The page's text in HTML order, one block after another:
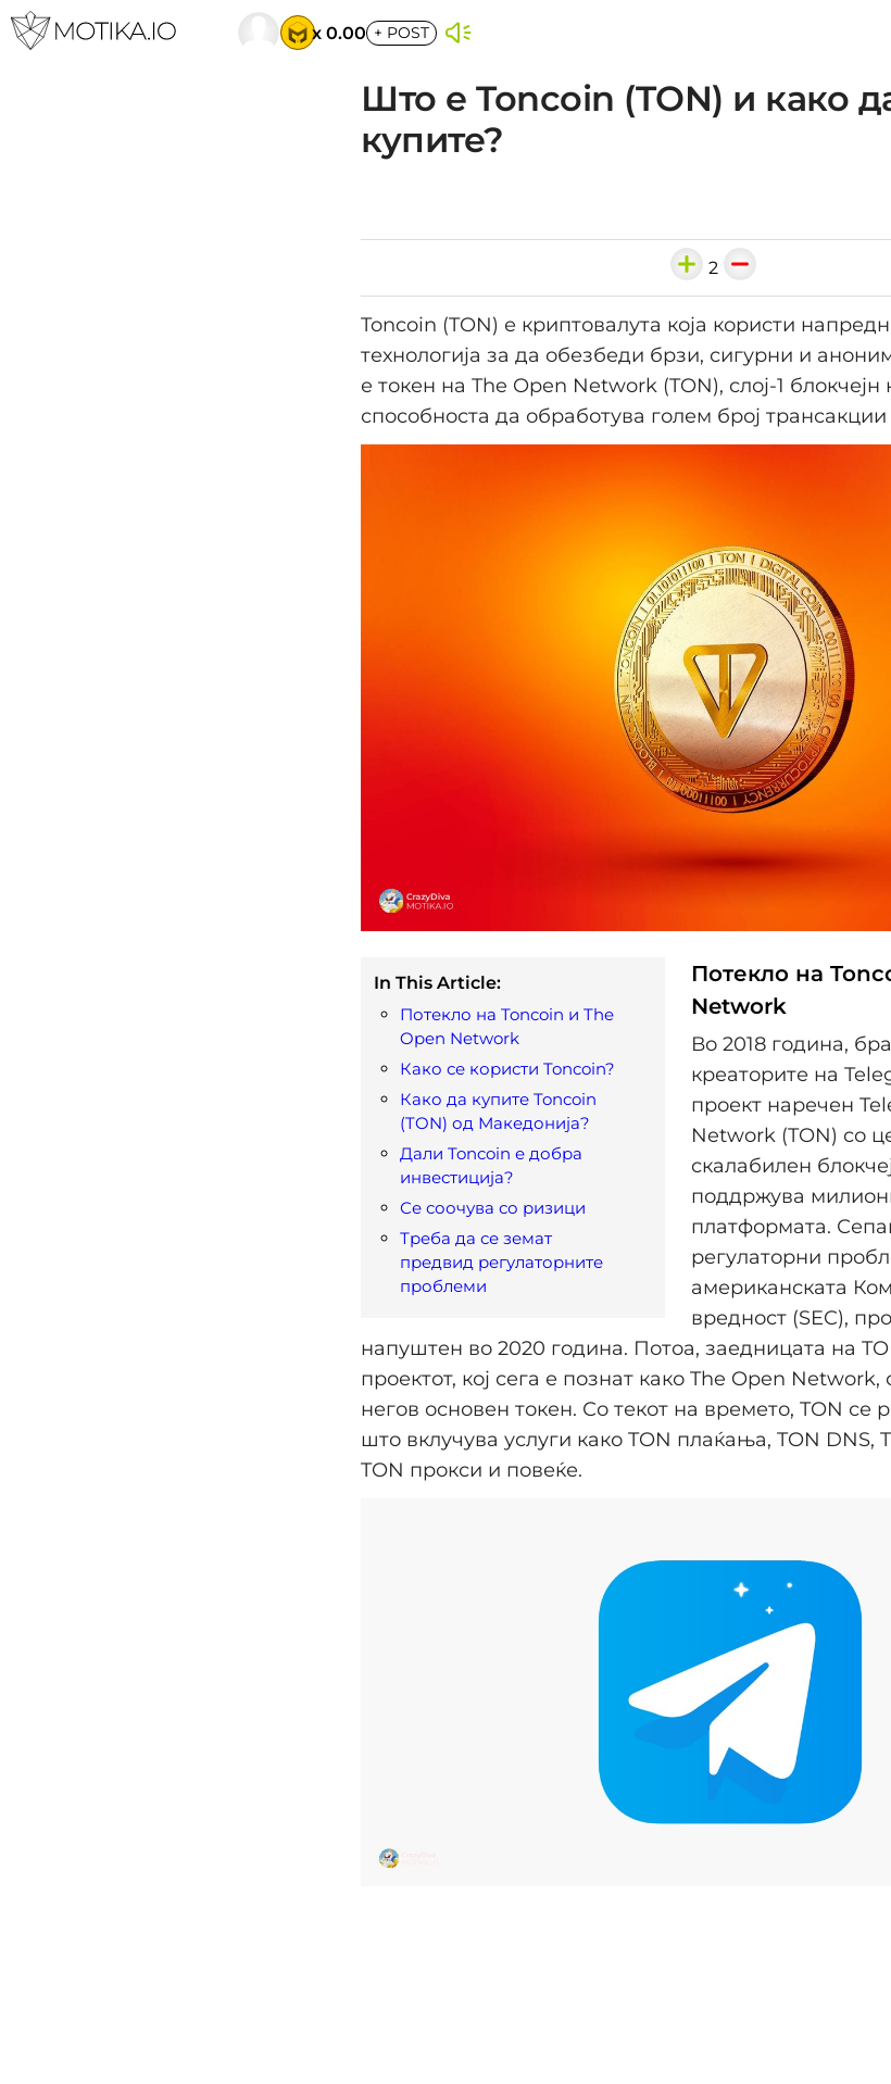
x 0.00 + POST
Што е Toncoin (TON) и како
купите?
2
Toncoin (TON) е криптовалута која користи
технологија за да обезбеди брзи, сигурни и
е токен на The Open Network (TON), слој-1 блокчејн
способноста да обработува голем број
In This Article:
Потекло на Toncoin и The
Open Network
Како се користи Toncoin?
Како да купите Toncoin
(TON) од Македонија?
Дали Toncoin е добра
инвестиција?
Се соочува со ризици
Треба да се земат
предвид регулаторните
проблеми
Потекло на
Network
Во 2018 година,
креаторите на
проект наречен
Network (TON) со
скалабилен
поддржува
платформата.
регулаторни
американската
вредност (SEC),
напуштен во 2020 година. Потоа, заедницата на
проектот, кој сега е познат како The Open Network,
негов основен токен. Со текот на времето, TON се
што вклучува услуги како TON плаќања, TON DNS,
TON прокси и повеќе.